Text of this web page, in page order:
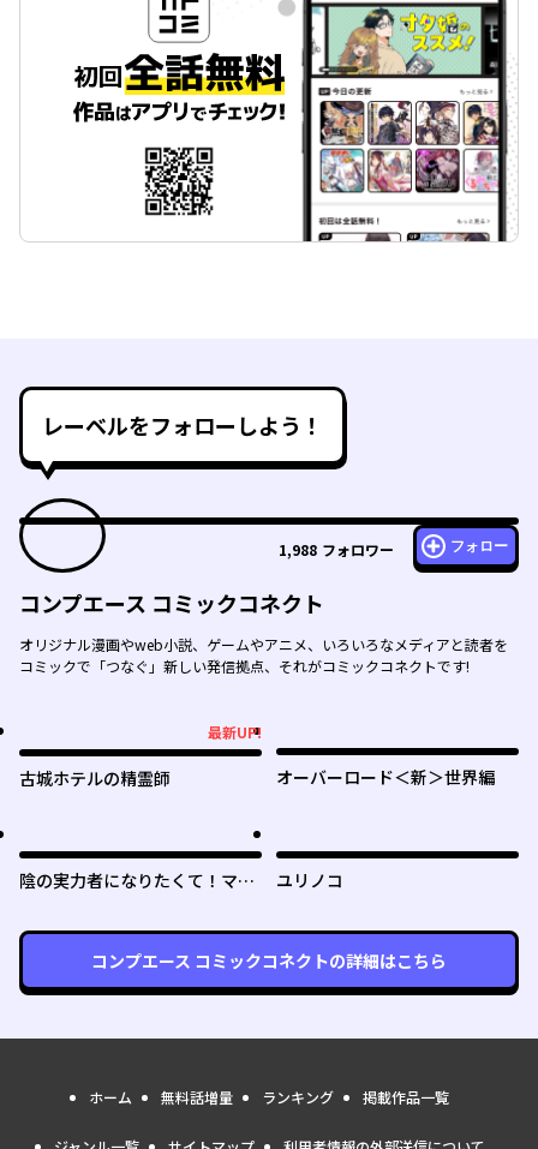
レーベルをフォローしよう！
1,988 フォロワー フォロー
コンプエース コミックコネクト
オリジナル漫画やweb小説、ゲームやアニメ、いろいろなメディアと読者を
コミックで「つなぐ」新しい発信拠点、それがコミックコネクトです!
最新UP!
古城ホテルの精霊師 オーバーロード＜新＞世界編
陰の実力者になりたくて！マス
ユリノコ
コンプエース コミックコネクトの詳細はこちら
ホーム 無料話増量 ランキング 掲載作品一覧